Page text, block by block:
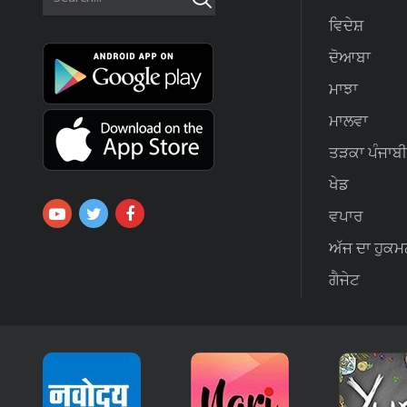
ਵਿਦੇਸ਼
ਦੋਆਬਾ
ਮਾਝਾ
ਮਾਲਵਾ
ਤੜਕਾ ਪੰਜਾਬੀ
ਖੇਡ
ਵਪਾਰ
ਅੱਜ ਦਾ
ਗੈਜੇਟ